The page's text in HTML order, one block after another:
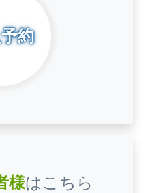
約
様はこちら